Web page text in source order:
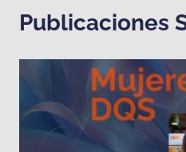
Publicaciones